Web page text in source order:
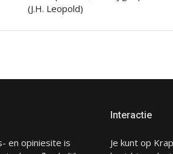
(J.H. Leopold)
en opiniesite is
Interactie
Je kunt op